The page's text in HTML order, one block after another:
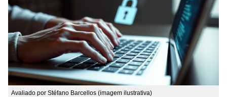
Avaliado por Stéfano Barcellos (imagem ilustrativa)